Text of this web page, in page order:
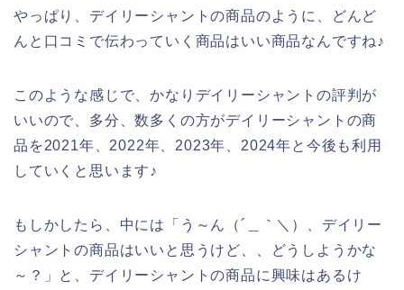
やっぱり、デイリーシャントの商品のように、どんど
んと口コミで伝わっていく商品はいい商品なんですね♪
このような感じで、かなりデイリーシャントの評判が
いいので、多分、数多くの方がデイリーシャントの商
品を2021年、2022年、2023年、2024年と今後も利用
していくと思います♪
もしかしたら、中には「う～ん（´＿｀＼）、デイリー
シャントの商品はいいと思うけど、、どうしようかな
～？」と、デイリーシャントの商品に興味はあるけ